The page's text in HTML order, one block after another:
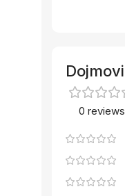
Dojmovi
0 reviews